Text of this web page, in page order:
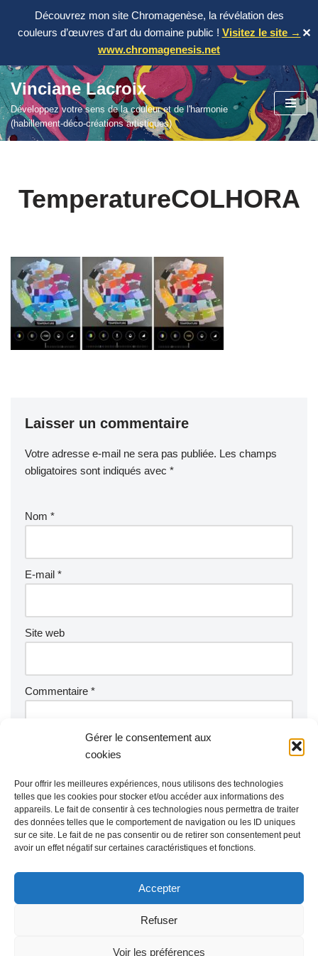
Gérer le consentement aux
cookies
Pour offrir les meilleures expériences, nous utilisons des technologies
telles que les cookies pour stocker et/ou accéder aux informations des
appareils. Le fait de consentir à ces technologies nous permettra de traiter
des données telles que le comportement de navigation ou les ID uniques
sur ce site. Le fait de ne pas consentir ou de retirer son consentement peut
avoir un effet négatif sur certaines caractéristiques et fonctions.
Accepter
Refuser
Voir les préférences
Découvrez mon site Chromagenèse, la révélation des
couleurs d’œuvres d'art du domaine public ! Visitez le site →
www.chromagenesis.net
✕
Aller
au
contenu
Vinciane Lacroix
Développez votre sens de la couleur et de l'harmonie
(habillement-déco-créations artistiques)
TemperatureCOLHORA
Laisser un commentaire
Votre adresse e-mail ne sera pas publiée. Les champs
obligatoires sont indiqués avec *
Nom *
E-mail *
Site web
Commentaire *